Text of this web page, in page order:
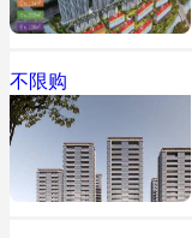
不限购